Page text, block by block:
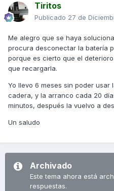
Tiritos
Publicado 27 de
Me alegro que se haya
procura desconectar la batería
porque es cierto que el
que recargarla.
Yo llevo 6 meses sin poder usar
cadera, y la arranco cada 20
minutos, después la vuelvo a
Un saludo
Archivado
Este tema ahora está
respuestas.